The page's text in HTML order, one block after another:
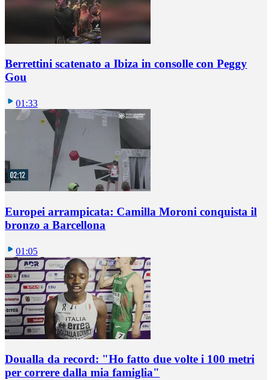
Berrettini scatenato a Ibiza in consolle con Peggy
Gou
01:33
Europei arrampicata: Camilla Moroni conquista il
bronzo a Barcellona
01:05
Doualla da record: "Ho fatto due volte i 100 metri
per correre dalla mia famiglia"